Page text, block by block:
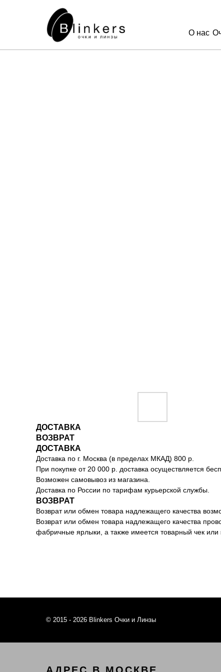
О нас
ДОСТАВКА
ВОЗВРАТ
ДОСТАВКА
Доставка по г. Москва (в пределах МКАД) 800 р.
При покупке от 20 000 р. доставка осуществляется
Возможен самовывоз из магазина.
Доставка по России по тарифам курьерской службы.
ВОЗВРАТ
Возврат или обмен товара надлежащего качества
Возврат или обмен товара надлежащего качества
фабричные ярлыки, а также имеется товарный чек
© 2015 - 2026 Blinkers Очки и Линзы